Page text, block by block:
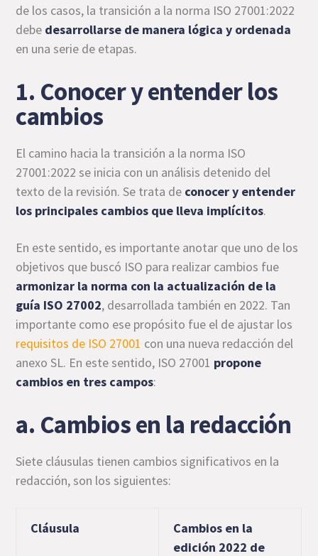
de los casos, la transición a la norma ISO 27001:2022
debe desarrollarse de manera lógica y ordenada
en una serie de etapas.
1. Conocer y entender los
cambios
El camino hacia la transición a la norma ISO
27001:2022 se inicia con un análisis detenido del
texto de la revisión. Se trata de conocer y entender
los principales cambios que lleva implícitos.
En este sentido, es importante anotar que uno de los
objetivos que buscó ISO para realizar cambios fue
armonizar la norma con la actualización de la
guía ISO 27002, desarrollada también en 2022. Tan
importante como ese propósito fue el de ajustar los
requisitos de ISO 27001 con una nueva redacción del
anexo SL. En este sentido, ISO 27001 propone
cambios en tres campos:
a. Cambios en la redacción
Siete cláusulas tienen cambios significativos en la
redacción, son los siguientes:
Cláusula
Cambios en la
edición 2022 de